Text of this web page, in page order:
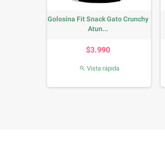
Golosina Fit Snack Gato Crunchy
Atun...
$3.990
 Vista rápida